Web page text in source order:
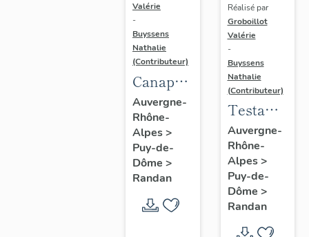
Valérie
-
Buyssens
Nathalie
(Contributeur)
Canapé
à joues
n° 2
Auvergne-
Rhône-
Alpes>
Puy-de-
Dôme >
Randan
Réalisé par
Groboillot
Valérie
-
Buyssens
Nathalie
(Contributeur)
Testament
politique
de
Philippe
d'Orléans,
comte de
Paris
Auvergne-
Rhône-
Alpes>
Puy-de-
Dôme >
Randan